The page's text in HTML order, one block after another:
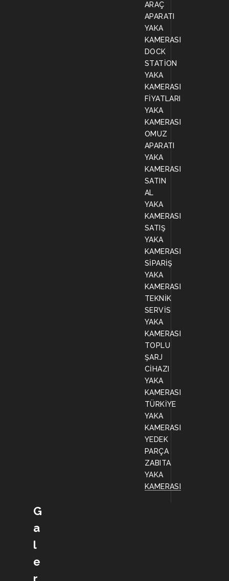
ARAÇ
APARATI
YAKA
KAMERASI
DOCK
STATİON
YAKA
KAMERASI
FİYATLARI
YAKA
KAMERASI
OMUZ
APARATI
YAKA
KAMERASI
SATIN
AL
YAKA
KAMERASI
SATIŞ
YAKA
KAMERASI
SİPARİŞ
YAKA
KAMERASI
TEKNİK
SERVİS
YAKA
KAMERASI
TOPLU
ŞARJ
CİHAZI
YAKA
KAMERASI
TÜRKİYE
YAKA
KAMERASI
YEDEK
PARÇA
ZABITA
YAKA
KAMERASI
G
a
l
e